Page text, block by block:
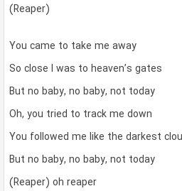
(Reaper)
You came to take me away
So close I was to heaven’s gates
But no baby, no baby, not today
Oh, you tried to track me down
You followed me like the darkest
But no baby, no baby, not today
(Reaper) oh reaper